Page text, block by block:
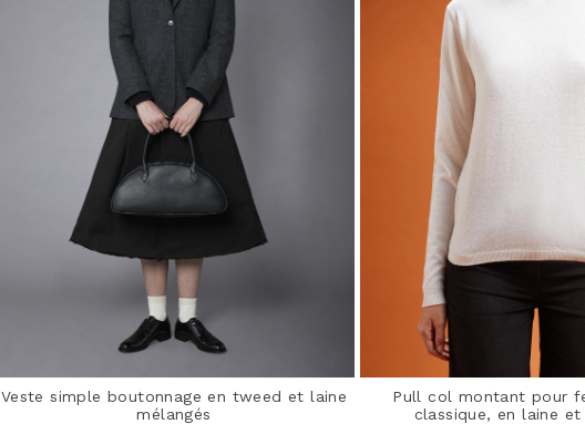
Veste simple boutonnage en tweed et laine
mélangés
Pull col montant pour
classique, en laine et